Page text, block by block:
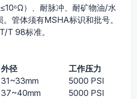
）、耐脉冲、耐矿物油/水
管体须有MSHA标识和批号。
T 98标准。
外径
工作压力
31~33mm
5000 PSI
37~40mm
5000 PSI